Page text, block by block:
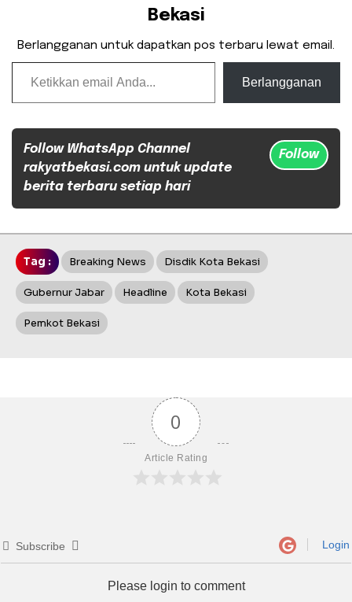
Bekasi
Berlangganan untuk dapatkan pos terbaru lewat email.
Ketikkan email Anda...
Berlangganan
Follow WhatsApp Channel
rakyatbekasi.com untuk update
berita terbaru setiap hari
Follow
Tag : Breaking News Disdik Kota Bekasi
Gubernur Jabar Headline Kota Bekasi
Pemkot Bekasi
0
Article Rating
Subscribe Login
Please login to comment